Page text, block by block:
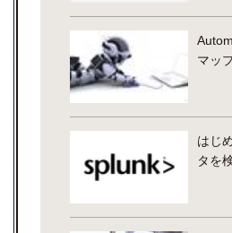
マッ
はじ
タを